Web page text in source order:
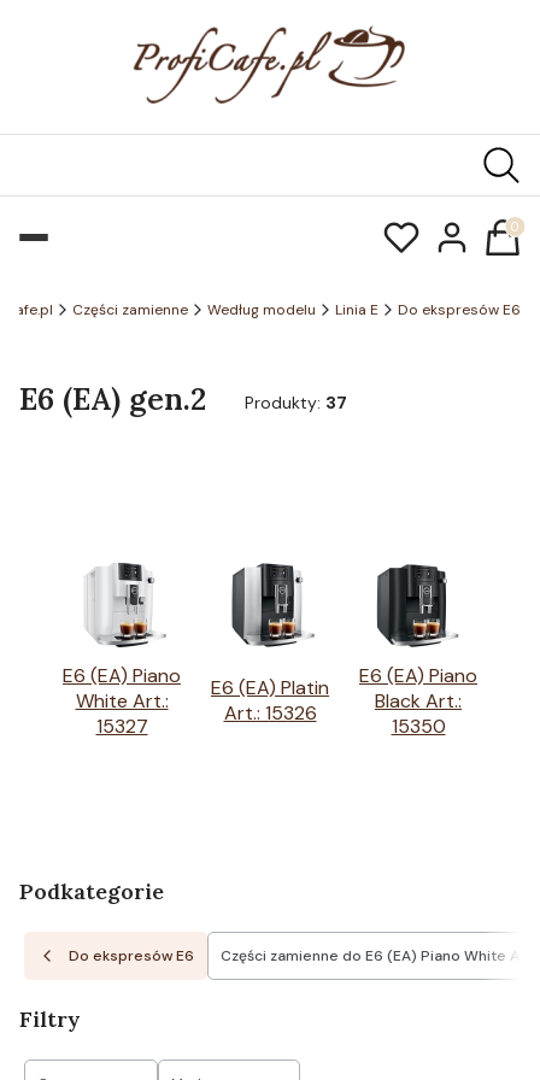
Części zamienne Według modelu Linia E Do ekspresów E6
E6 (EA) gen.2 Produkty: 37
E6 (EA) Piano
White Art.:
15327
E6 (EA) Platin
Art.: 15326
E6 (EA) Piano
Black Art.:
15350
Podkategorie
Do ekspresów E6 Części zamienne do E6 (EA) Piano White Art.:
Filtry